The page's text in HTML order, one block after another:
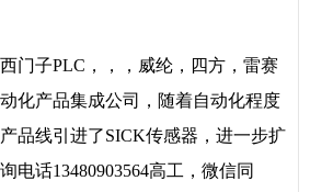
子PLC，，，威纶，四方，雷赛
化产品集成公司，随着自动化程度
品线引进了SICK传感器，进一步扩
电话13480903564高工，微信同